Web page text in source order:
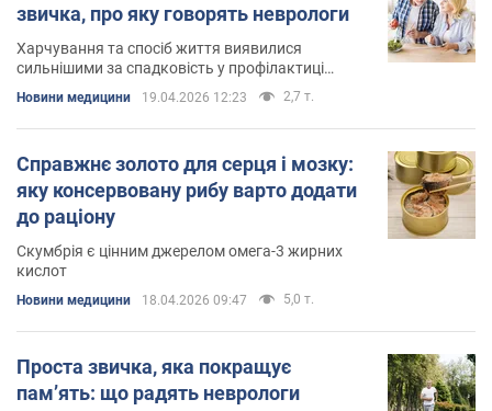
звичка, про яку говорять неврологи
Харчування та спосіб життя виявилися
сильнішими за спадковість у профілактиці
Новини медицини 19.04.2026 12:23 2,7 т.
Справжнє золото для серця і мозку:
яку консервовану рибу варто додати
до раціону
Скумбрія є цінним джерелом омега-3 жирних
кислот
Новини медицини 18.04.2026 09:47 5,0 т.
Проста звичка, яка покращує
пам’ять: що радять неврологи